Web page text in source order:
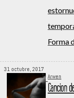
Forma
31 octubre, 2017
Arwen
Cancion